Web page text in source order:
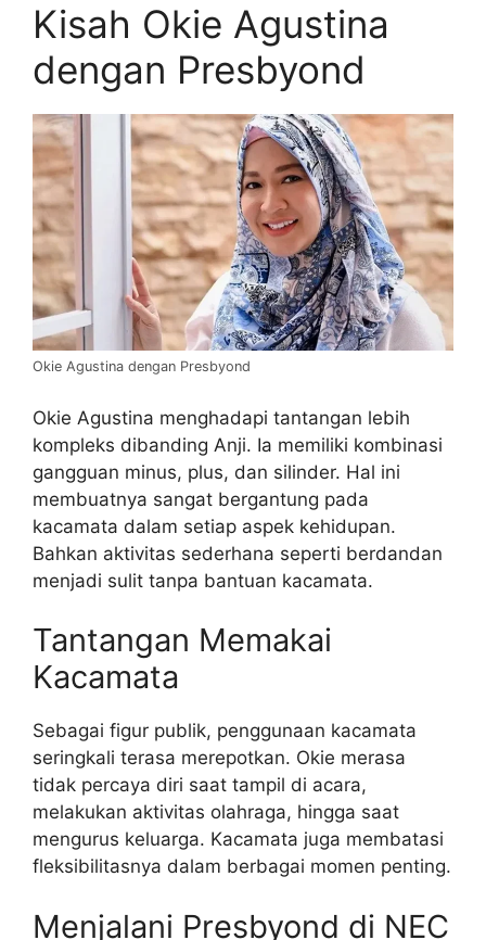
Kisah Okie Agustina
dengan Presbyond
Okie Agustina dengan Presbyond
Okie Agustina menghadapi tantangan lebih
kompleks dibanding Anji. Ia memiliki kombinasi
gangguan minus, plus, dan silinder. Hal ini
membuatnya sangat bergantung pada
kacamata dalam setiap aspek kehidupan.
Bahkan aktivitas sederhana seperti berdandan
menjadi sulit tanpa bantuan kacamata.
Tantangan Memakai
Kacamata
Sebagai figur publik, penggunaan kacamata
seringkali terasa merepotkan. Okie merasa
tidak percaya diri saat tampil di acara,
melakukan aktivitas olahraga, hingga saat
mengurus keluarga. Kacamata juga membatasi
fleksibilitasnya dalam berbagai momen penting.
Menjalani Presbyond di NEC